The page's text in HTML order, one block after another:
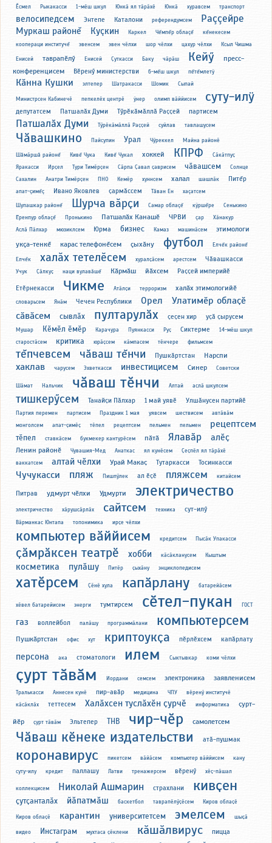
Ӗсмел Рыкакасси 1-мӗш шкул Юнкӑ ял тӑрӑхӗ Юнкӑ хуравсем транспорт
велосипедсем Энтепе Каталони референдумсем Раççейре
Муркаш районĕ Куçкин Каркел Чĕмпĕр облаçĕ
кĕнекесем
коопераци институчĕ
эвенсем эвен чӗлхи шор чӗлхи цахур чӗлхи
Ксыл Чишма
Енисей
таврапӗлӳ Енисей Ҫуткасси Баку чӑрӑш Кейӳ
пресс-
конференцисем
Вӗренӳ министерстви 6-мĕш шкул пĕтĕмлетÿ
Кӑнна Кушки элтепер Шатракасси Шомик Сыпай
Министрсен Кабинечӗ пепкелӗх центрӗ ÿнер олимп вӑййисем суту-илÿ
депутатсем Патшалӑх Думи Тӳрӗкӑмӑллӑ Раҫҫей партисем
Патшалӑх Думи Тӳрӗкӑмӑллӑ Раҫҫей суйлав тавлашусем
Чӑвашкино Пайсупин Урал Чӳреккел
Майна районӗ
Шăмӑршă районĕ
Кивĕ Чука Кивĕ Чукал хоккей КПРФ
Сӑкӑтпуҫ
Яракасси
Ирҫел Тури Тимӗрҫен Сӑрпа Ҫавал ҫаврисем чăвашсем
Солнце
Сахалин
Анатри Тимӗрҫен ПНО Кемӗр хуннсем халал шашлӑк Питĕр
апат-çимĕç Ивано Яковлев ҫармӑссем Тăван Ен
хаçатсем
Шупашкар районĕ
Шурча вӑрҫи Самар облаçĕ кÿршĕре
Сенькино
Ĕренпур облаçĕ
Пронькино Патшалӑх Канашӗ ЧРВИ çар
Хӑнакур
Аслӑ Пӑлхар
мюзиклсем Юрма бизнес Камаз машинӑсем
этимологи
укçа-тенкĕ
карас телефонĕсем çыхăну футбол
Елчĕк районĕ
Елчĕк
халӑх тетелӗсем хуралҫӑсем арестсем Чӑвашкасси
Учук Ҫӑлкуҫ наци вулавăшĕ Кӑрмӑш йӑхсем Раҫҫей империйӗ
Етӗрнекасси Чикме Атӑлҫи терроризм халӑх этимологийӗ
словарьсем Янӑм Чечен Республики Орел
Улатимӗр облаҫӗ
сӑвӑсем
сывлӑх пултарулӑх ҫеҫен хир уҫӑ ҫырусем
Мушар Кӗмӗл ӗмӗр Карачура Пуянкасси Руҫ Сиктерме
14-мӗш шкул
старостӑсем
критика юрӑҫсем кӑмпасем тӗнчере фильмсем
тĕпчевсем чăваш тĕнчи Пушкăртстан Нарспи
хаклав чарусем Эхветкасси инвестицисем Синер Советски
Шӑмат Нальчик чӑваш тӗнчи Алтай аслӑ шкулсем
тишкерӳсем Танайҫи Пӑлхар 1 май уявӗ Улшӑнусен партийӗ
Партия перемен партисем Праздник 1 мая уявсем шествисем
автӑвӑм
монголсем
апат-ҫимӗҫ тӗпел рецептсем пельмен пельмен рецептсем
тӗпел ставкӑсем букмекер кантурӗсем пӑтӑ Ялавӑр алӗҫ
Ленин районӗ Чувашия-Мед Анаткас ял кунӗсем
Ҫеҫпӗл ял тӑрӑхӗ
ваккатсем
алтай чӗлхи Урай Макаҫ Тутаркасси Тосинкасси
Чучукасси пляж Пишпӳлек ал ӗҫӗ пляжсем китайсем
Питрав удмурт чӗлхи Удмурти электричество
электричество хӑрушсӑрлӑх сайтсем техника сут-илӳ
Вӑрманкас Юнтапа топонимика ирҫе чӗлхи
компьютер вӑййисем кредитсем Пысӑк Упакасси
ҫӑмрӑксен театрӗ хобби кӑсӑкланусем Кыштым
косметика пулӑшу Питӗр ҫыхӑну энциклопедисем
хатӗрсем Ҫӗнӗ хула капӑрлану батарейӑсем
хӗвел батарейисем энерги тумтирсем сӗтел-пукан ГОСТ
газ воллейбол палӑшу программӑлани компьютерсем
Пушкӑртстан офис хут криптоукҫа пӗрлӗхсем капӑрлату
персона ака стоматологи илем Сыктывкар коми чӗлхи
ҫурт тӑвӑм Иордани семсем электроника заявленисем
Тралькасси Аннесен кунӗ пир-авӑр медицина ЧПУ
вӗренӳ институчӗ
кӑсӑклӑх
теттесем Халӑхсен туслӑхӗн ҫурчӗ информатика ҫурт-
йӗр ҫурт тӑвӑм Эльтепер ТНВ чир-чӗр самолетсем
Чӑваш кӗнеке издательстви атӑ-пушмак
коронавирус пикетсем вӑйӑсем компьютер вӑййисем
кану
суту-илу
кредит паллашу Латви тренажерсем вӗренӳ хӗҫ-пӑшал
коллекцисем Николай Ашмарин страхлани кивҫен
ҫутҫанталӑх йӑпатмӑш баскетбол таврапӗлӳҫӗсем Киров облаҫӗ
Киров облаҫӗ карантин университетсем эмелсем шыҫӑ
видео Инстаграм мухтаса ҫӗклени кӑшӑлвирус пицца